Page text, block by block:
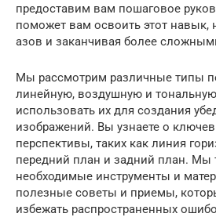
предоставим вам пошаговое
поможет вам освоить этот навык,
азов и заканчивая более
Мы рассмотрим различные типы
линейную, воздушную и
использовать их для создания
изображений. Вы узнаете о
перспективы, таких как линия
передний план и задний план. Мы
необходимые инструменты и
полезные советы и приемы,
избежать распространенных